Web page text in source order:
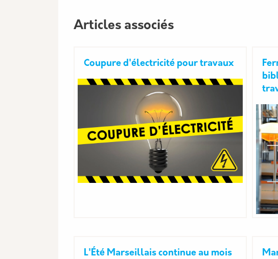
Articles associés
Coupure d'électricité pour travaux
L'Été Marseillais continue au mois